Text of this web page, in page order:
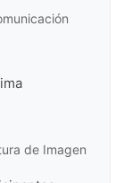
de Imagen